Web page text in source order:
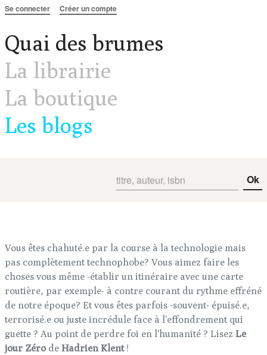
Aller au contenu
Se connecter Créer un compte
La librairie
La boutique
Les blogs
Quai des brumes
Ok
Vous êtes chahuté.e par la course à la technologie mais
pas complètement technophobe? Vous aimez faire les
choses vous même -établir un itinéraire avec une carte
routière, par exemple- à contre courant du rythme effréné
de notre époque? Et vous êtes parfois -souvent- épuisé.e,
terrorisé.e ou juste incrédule face à l'effondrement qui
guette ? Au point de perdre foi en l'humanité ? Lisez Le
jour Zérode Hadrien Klent !